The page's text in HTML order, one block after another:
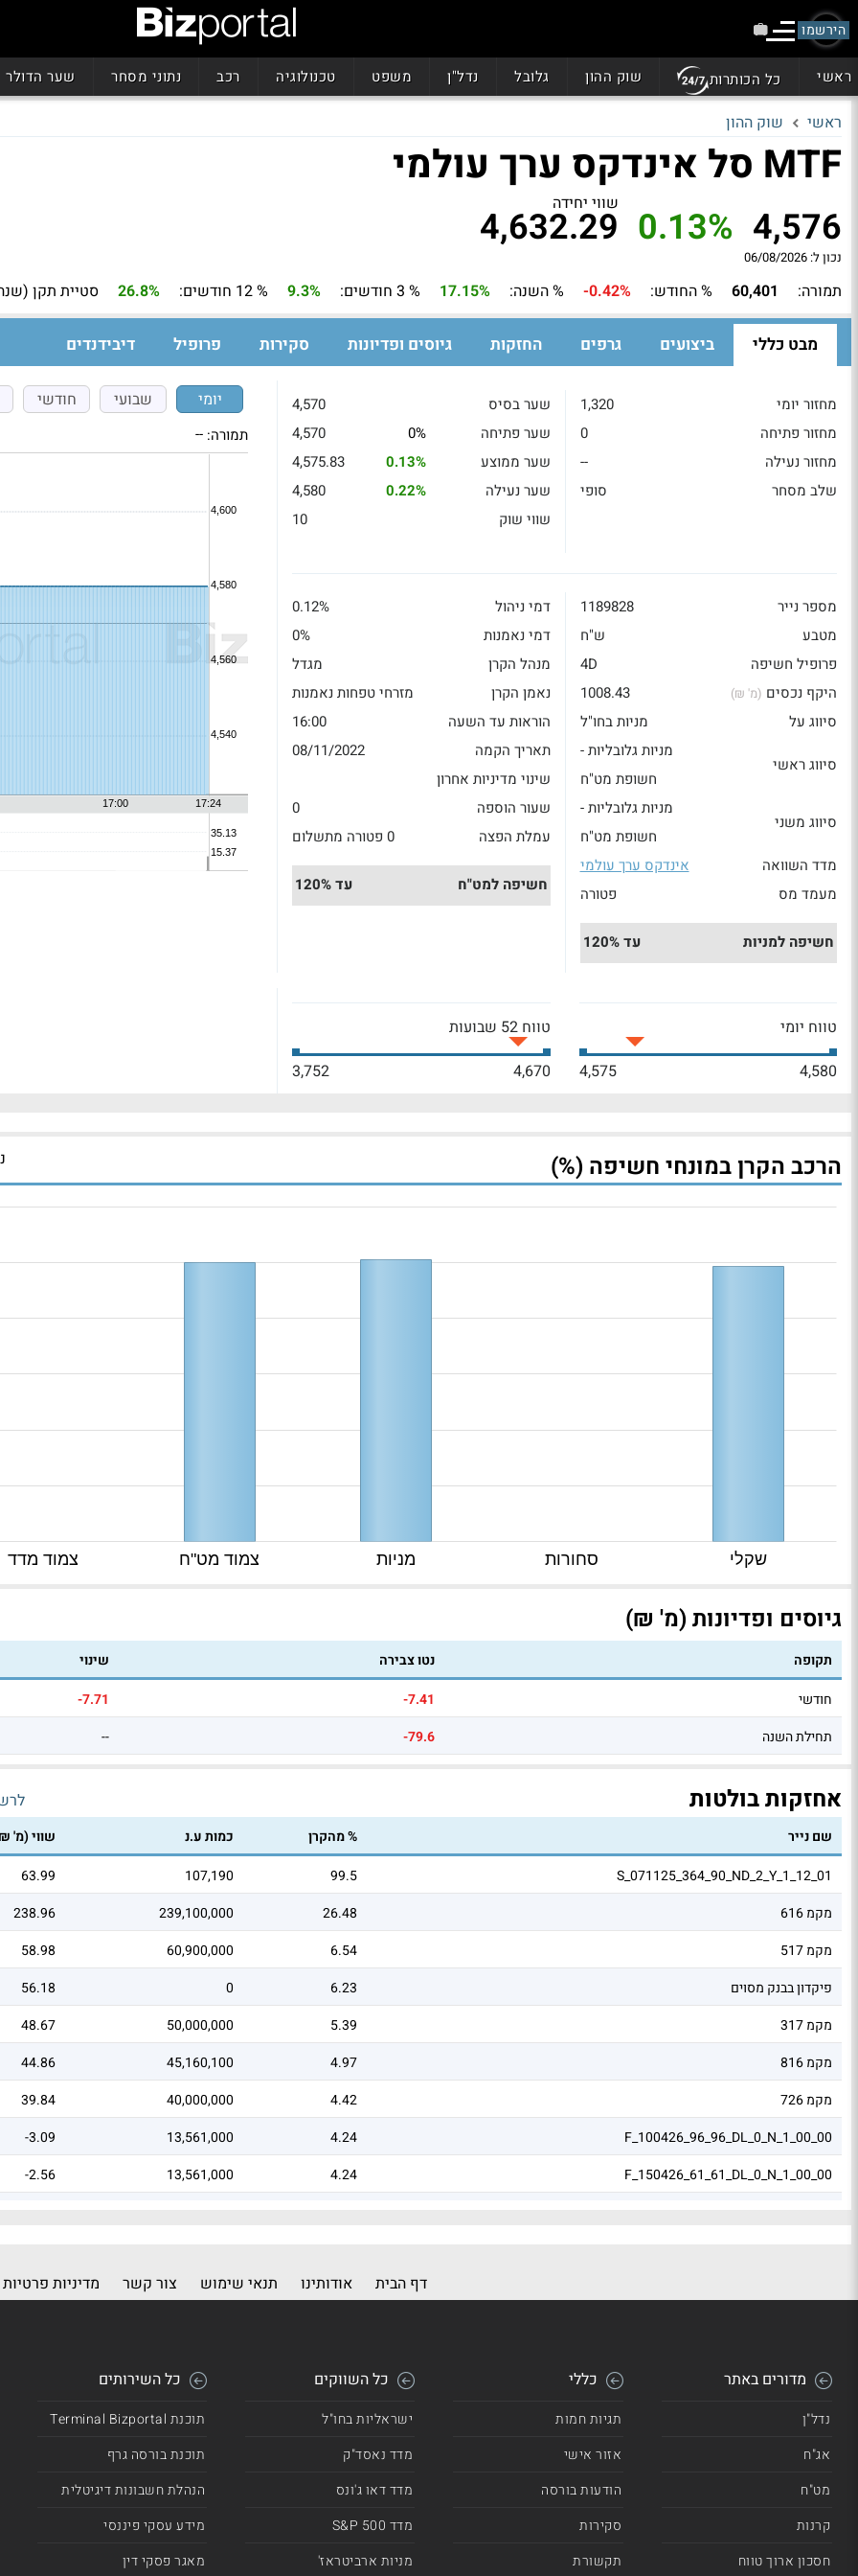
הירשמו
ראשי כל הכותרות שוק ההון גלובל נדל"ן משפט טכנולוגיה רכב נתוני מסחר שער הדולר
ראשי שוק ההון
MTF סל אינדקס ערך עולמי
4,576
0.13% שווי יחידה
4,632.29
נכון ל: 06/08/2026
תמורה: 60,401 % החודש: -0.42% % השנה: 17.15% % 3 חודשים: 9.3% % 12 חודשים: 26.8% סטיית תקן
מבט כללי ביצועים גרפים החזקות גיוסים ופדיונות סקירות פרופיל דיבידנדים
מחזור יומי
1,320
מחזור פתיחה
0
מחזור נעילה
--
שלב מסחר
סופי
שער בסיס
4,570
שער פתיחה
0%
4,570
שער ממוצע
0.13%
4,575.83
שער נעילה
0.22%
4,580
שווי שוק
10
מספר נייר
1189828
מטבע
ש"ח
פרופיל חשיפה
4D
היקף נכסים (מ' ₪)
1008.43
סיווג על
מניות בחו"ל
סיווג ראשי
מניות גלובליות -
חשופת מט"ח
סיווג משני
מניות גלובליות -
חשופת מט"ח
מדד השוואה
אינדקס ערך עולמי
מעמד מס
פטורה
חשיפה למניות עד 120%
דמי ניהול
0.12%
דמי נאמנות
0%
מנהל הקרן
מגדל
נאמן הקרן
מזרחי טפחות נאמנות
הוראות עד השעה
16:00
תאריך הקמה
08/11/2022
שינוי מדיניות אחרון
שעור הוספה
0
עמלת הפצה
0 פטורה מתשלום
חשיפה למט"ח עד 120%
יומי שבועי חודשי
תמורה: --
טווח יומי
4,580
4,575
טווח 52 שבועות
4,670
3,752
הרכב הקרן במונחי חשיפה (%)
צמוד מדד צמוד מט"ח מניות סחורות שקלי
גיוסים ופדיונות (מ' ₪)
תקופה נטו צבירה
שינוי
חודשי
-7.41
-7.71
תחילת השנה
-79.6
--
אחזקות בולטות
שם נייר % מהקרן כמות ע.נ
שווי (מ'
S_071125_364_90_ND_2_Y_1_12_01
99.5
107,190
63.99
מקמ 616
26.48
239,100,000
238.96
מקמ 517
6.54
60,900,000
58.98
פיקדון בבנק מסוים
6.23
0
56.18
מקמ 317
5.39
50,000,000
48.67
מקמ 816
4.97
45,160,100
44.86
מקמ 726
4.42
40,000,000
39.84
F_100426_96_96_DL_0_N_1_00_00
4.24
13,561,000
-3.09
F_150426_61_61_DL_0_N_1_00_00
4.24
13,561,000
-2.56
דף הבית אודותינו תנאי שימוש צור קשר מדיניות פרטיות
מדורים באתר
נדל"ן
אג"ח
מט"ח
קרנות
חסכון ארוך טווח
כללי
תגיות חמות
אזור אישי
הודעות בורסה
סקירות
תקשורת
כל השווקים
ישראליות בחו"ל
מדד נאסד"ק
מדד דאו ג'ונס
מדד 500 S&P
מניות ארביטראז'
כל השירותים
תוכנת Terminal Bizportal
תוכנת בורסה גרף
הנהלת חשבונות דיגיטלית
מידע עסקי פיננסי
מאגר פסקי דין